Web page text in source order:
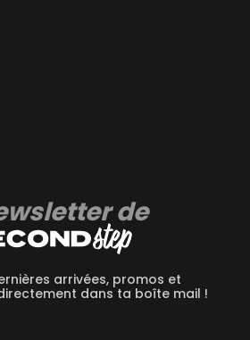
de
arrivées, promos et
dans ta boîte mail !